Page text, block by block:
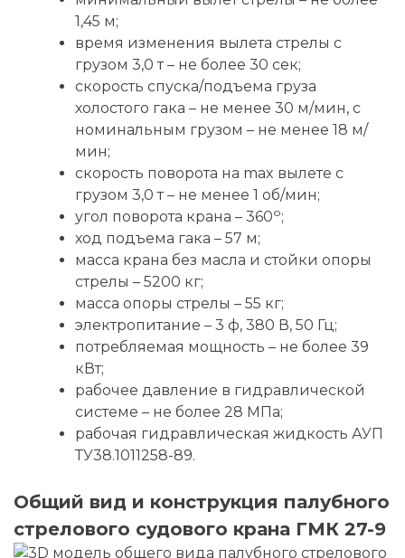
1,45 м;
время изменения вылета стрелы с
грузом 3,0 т – не более 30 сек;
скорость спуска/подъема груза
холостого гака – не менее 30 м/мин, с
номинальным грузом – не менее 18 м/
мин;
скорость поворота на max вылете с
грузом 3,0 т – не менее 1 об/мин;
угол поворота крана – 360о;
ход подъема гака – 57 м;
масса крана без масла и стойки опоры
стрелы – 5200 кг;
масса опоры стрелы – 55 кг;
электропитание – 3 ф, 380 В, 50 Гц;
потребляемая мощность – не более 39
кВт;
рабочее давление в гидравлической
системе – не более 28 МПа;
рабочая гидравлическая жидкость АУП
ТУ38.1011258-89.
Общий вид и конструкция палубного
стрелового судового крана ГМК 27-9